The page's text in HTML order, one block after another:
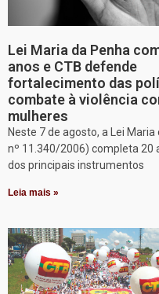
Lei Maria da Penha
anos e CTB defende
fortalecimento das
combate à violência
mulheres
Neste 7 de agosto, a Lei Maria
nº 11.340/2006) completa 20
dos principais instrumentos
Leia mais »